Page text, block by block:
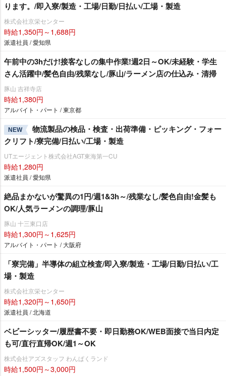
ります。/即入寮/製造・工場/日勤/日払い/工場・製造
株式会社京栄センター
時給1,350円～1,688円
派遣社員 / 愛知県
午前中の3hだけ!接客なしの集中作業!週2日～OK/未経験・学生
さん活躍中/髪色自由/残業なし/豚山/ラーメン店の仕込み・清掃
豚山 吉祥寺店
時給1,380円
アルバイト・パート / 東京都
NEW
物流製品の検品・検査・出荷準備・ピッキング・フォー
クリフト/寮完備/日払い/工場・製造
UTエージェント株式会社AGT東海第一CU
時給1,280円
派遣社員 / 愛知県
絶品まかないが驚異の1円/週1&3h～/残業なし/髪色自由!金髪も
OK/人気ラーメンの調理/豚山
豚山 十三東口店
時給1,300円～1,625円
アルバイト・パート / 大阪府
「寮完備」半導体の組立検査/即入寮/製造・工場/日勤/日払い/工
場・製造
株式会社京栄センター
時給1,320円～1,650円
派遣社員 / 北海道
ベビーシッター/履歴書不要・即日勤務OK/WEB面接で当日内定
も可/直行直帰OK/週1～OK
株式会社アズスタッフ わんぱくランド
時給1,500円～3,000円